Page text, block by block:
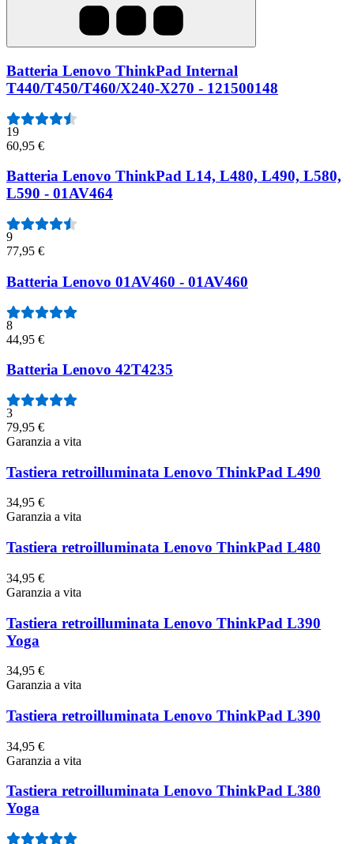
Batteria Lenovo ThinkPad Internal
T440/T450/T460/X240-X270 - 121500148
19
60,95 €
Batteria Lenovo ThinkPad L14, L480, L490, L580,
L590 - 01AV464
9
77,95 €
Batteria Lenovo 01AV460 - 01AV460
8
44,95 €
Batteria Lenovo 42T4235
3
79,95 €
Garanzia a vita
Tastiera retroilluminata Lenovo ThinkPad L490
34,95 €
Garanzia a vita
Tastiera retroilluminata Lenovo ThinkPad L480
34,95 €
Garanzia a vita
Tastiera retroilluminata Lenovo ThinkPad L390
Yoga
34,95 €
Garanzia a vita
Tastiera retroilluminata Lenovo ThinkPad L390
34,95 €
Garanzia a vita
Tastiera retroilluminata Lenovo ThinkPad L380
Yoga